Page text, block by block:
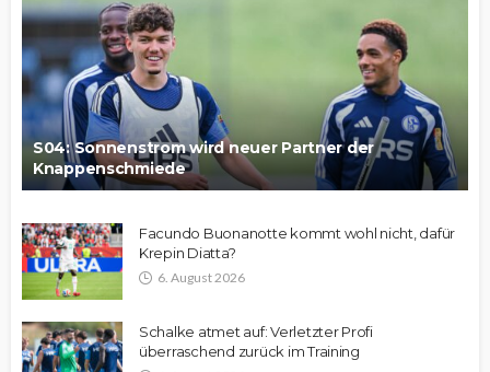
S04: Sonnenstrom wird neuer Partner der
Knappenschmiede
Facundo Buonanotte kommt wohl nicht, dafür
Krepin Diatta?
6. August 2026
Schalke atmet auf: Verletzter Profi
überraschend zurück im Training